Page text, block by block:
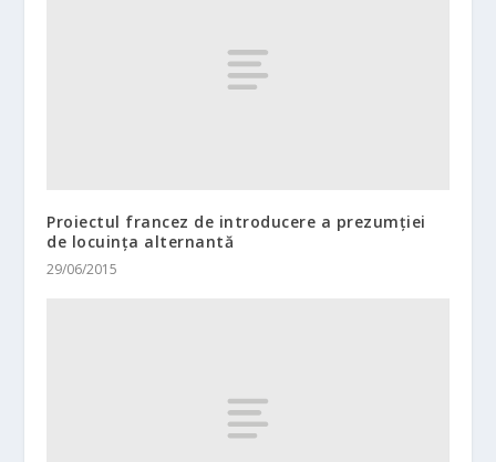
Proiectul francez de introducere a prezumției
de locuința alternantă
29/06/2015